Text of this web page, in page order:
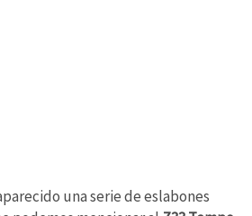
una serie de eslabones